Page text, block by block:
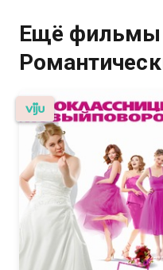
Ещё фильмы